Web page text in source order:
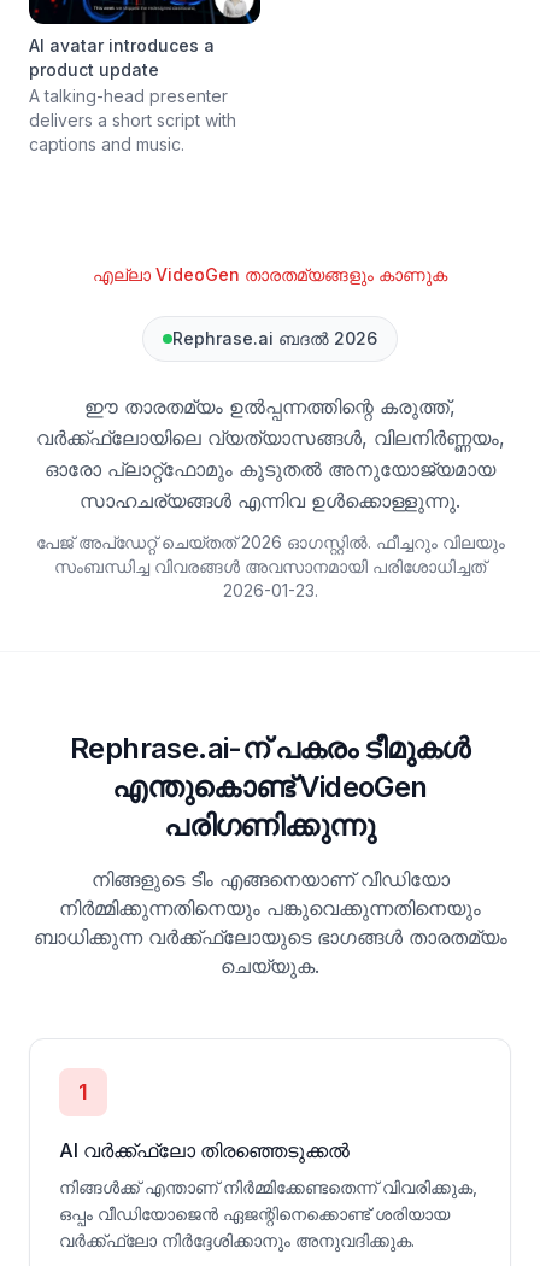
AI avatar introduces a
product update
A talking-head presenter
delivers a short script with
captions and music.
എല്ലാ VideoGen താരതമ്യങ്ങളും കാണുക
Rephrase.ai ബദൽ 2026
ഈ താരതമ്യം ഉൽപ്പന്നത്തിന്റെ കരുത്ത്,
വർക്ക്ഫ്ലോയിലെ വ്യത്യാസങ്ങൾ, വിലനിർണ്ണയം,
ഓരോ പ്ലാറ്റ്‌ഫോമും കൂടുതൽ അനുയോജ്യമായ
സാഹചര്യങ്ങൾ എന്നിവ ഉൾക്കൊള്ളുന്നു.
പേജ് അപ്ഡേറ്റ് ചെയ്തത് 2026 ഓഗസ്റ്റിൽ. ഫീച്ചറും വിലയും
സംബന്ധിച്ച വിവരങ്ങൾ അവസാനമായി പരിശോധിച്ചത്
2026-01-23.
Rephrase.ai-ന് പകരം ടീമുകൾ
എന്തുകൊണ്ട് VideoGen
പരിഗണിക്കുന്നു
നിങ്ങളുടെ ടീം എങ്ങനെയാണ് വീഡിയോ
നിർമ്മിക്കുന്നതിനെയും പങ്കുവെക്കുന്നതിനെയും
ബാധിക്കുന്ന വർക്ക്ഫ്ലോയുടെ ഭാഗങ്ങൾ താരതമ്യം
ചെയ്യുക.
1
AI വർക്ക്ഫ്ലോ തിരഞ്ഞെടുക്കൽ
നിങ്ങൾക്ക് എന്താണ് നിർമ്മിക്കേണ്ടതെന്ന് വിവരിക്കുക,
ഒപ്പം വീഡിയോജെൻ ഏജന്റിനെക്കൊണ്ട് ശരിയായ
വർക്ക്ഫ്ലോ നിർദ്ദേശിക്കാനും അനുവദിക്കുക.